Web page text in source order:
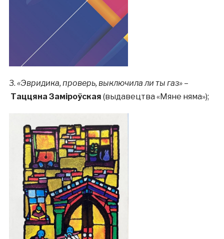
3. «Эвридика, проверь, выключила ли ты газ»–
Таццяна Заміроўская (выдавецтва «Мяне няма»);